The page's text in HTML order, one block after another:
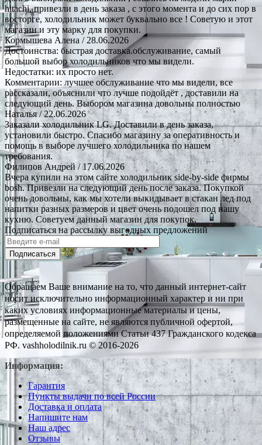
hitachi, привезли в день заказа , с этого момента и до сих пор в
восторге, холодильник может буквально все ! Советую и этот
магазин и эту марку для покупки.
Кормышева Алена / 28.06.2026
Достоинства: быстрая доставка.обслуживание, самый
большой выбор холодильников что мы видели.
Недостатки: их просто нет.
Комментарии: лучшее обслуживание что мы видели, все
рассказали, объяснили что лучше подойдёт , доставили на
следующий день. Выбором магазина довольны полностью
Наталья/ 22.06.2026
Заказали холодильник LG. Доставили в день заказа,
установили быстро. Спасибо магазину за оперативность и
помощь в выборе лучшего холодильника по нашем
требования.
Филипов Андрей/ 17.06.2026
Вчера купили на этом сайте холодильник side-by-side фирмы
bosh. Привезли на следующий день после заказа. Покупкой
очень довольны, как мы хотели выкидывает в стакан лед под
напитки разных размеров и цвет очень подошел под нашу
кухню. Советуем данный магазин для покупок.
Подписаться на рассылку выгодных предложений
Подписаться
Обращаем Ваше внимание на то, что данный интернет-сайт
носит исключительно информационный характер и ни при
каких условиях информационные материалы и цены,
размещенные на сайте, не являются публичной офертой,
определяемой положениями Статьи 437 Гражданского кодекса
РФ. vashholodilnik.ru © 2016-2026
Информация:
Гарантия
Пункты выдачи по всей России
Доставка и оплата
Напишите нам
Наш адрес
Отзывы